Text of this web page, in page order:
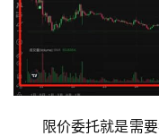
限价委托就是需